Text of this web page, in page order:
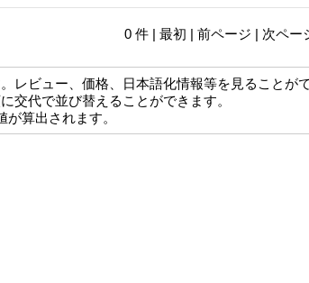
0 件 | 最初 | 前ページ | 次ペー
レビュー、価格、日本語化情報等を見ることがで
交代で並び替えることができます。
算出されます。